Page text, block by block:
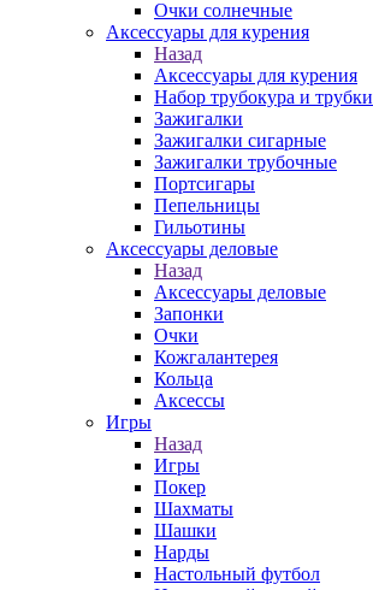
Очки солнечные
Аксессуары для курения
Назад
Аксессуары для курения
Набор трубокура и трубки
Зажигалки
Зажигалки сигарные
Зажигалки трубочные
Портсигары
Пепельницы
Гильотины
Аксессуары деловые
Назад
Аксессуары деловые
Запонки
Очки
Кожгалантерея
Кольца
Аксессы
Игры
Назад
Игры
Покер
Шахматы
Шашки
Нарды
Настольный футбол